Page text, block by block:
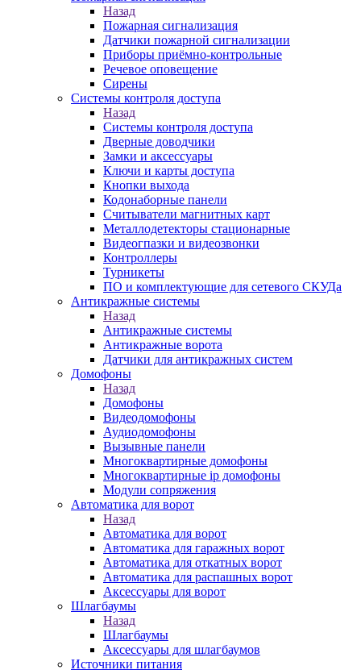
Назад
Пожарная сигнализация
Датчики пожарной сигнализации
Приборы приёмно-контрольные
Речевое оповещение
Сирены
Системы контроля доступа
Назад
Системы контроля доступа
Дверные доводчики
Замки и аксессуары
Ключи и карты доступа
Кнопки выхода
Кодонаборные панели
Считыватели магнитных карт
Металлодетекторы стационарные
Видеогпазки и видеозвонки
Контроллеры
Турникеты
ПО и комплектующие для сетевого СКУДа
Антикражные системы
Назад
Антикражные системы
Антикражные ворота
Датчики для антикражных систем
Домофоны
Назад
Домофоны
Видеодомофоны
Аудиодомофоны
Вызывные панели
Многоквартирные домофоны
Многоквартирные ip домофоны
Модули сопряжения
Автоматика для ворот
Назад
Автоматика для ворот
Автоматика для гаражных ворот
Автоматика для откатных ворот
Автоматика для распашных ворот
Аксессуары для ворот
Шлагбаумы
Назад
Шлагбаумы
Аксессуары для шлагбаумов
Источники питания